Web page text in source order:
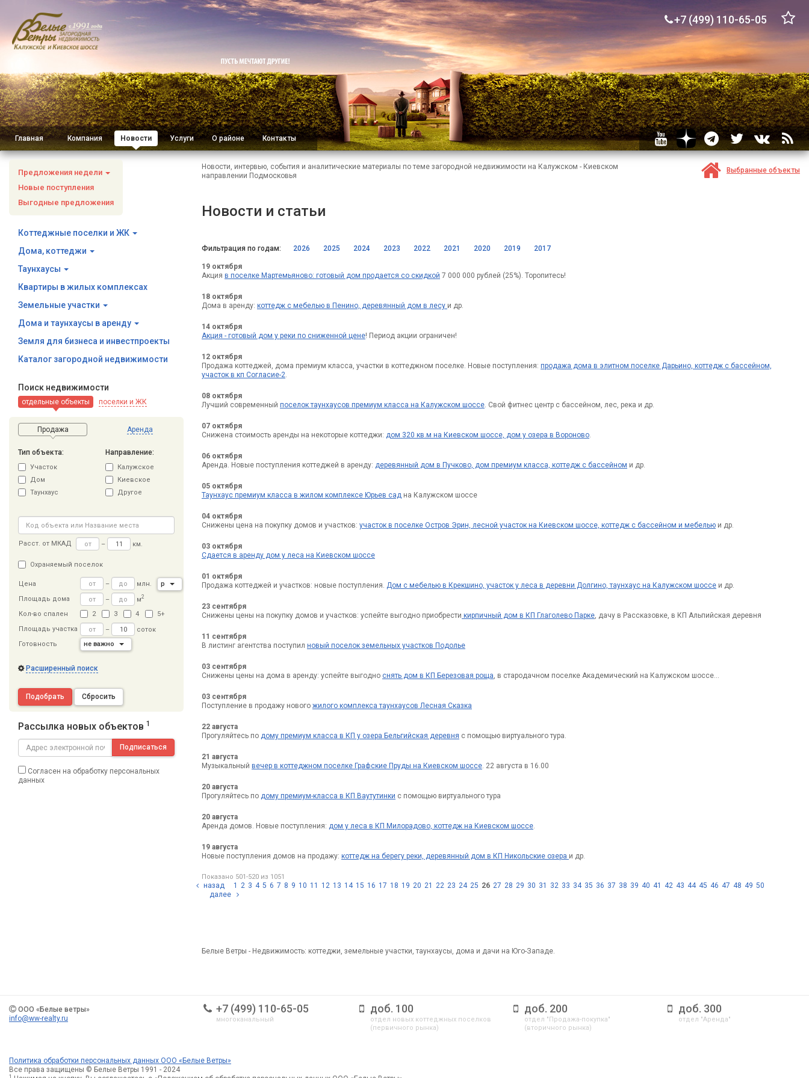
+7 (499) 110-65-05
Главная Компания Новости Услуги О районе Контакты
Предложения недели
Новые поступления
Выгодные предложения
Коттеджные поселки и ЖК
Дома, коттеджи
Таунхаусы
Квартиры в жилых комплексах
Земельные участки
Дома и таунхаусы в аренду
Земля для бизнеса и инвестпроекты
Каталог загородной недвижимости
Поиск недвижимости
отдельные объекты поселки и ЖК
Продажа Аренда
Тип объекта:
Участок
Дом
Таунхаус
Направление:
Калужское
Киевское
Другое
Расст. от МКАД – км.
Охраняемый поселок
Цена – млн.
р
Площадь дома
– м2
Кол-во спален 2 3 4
5+
Площадь участка
–
соток
Готовность
не важно
Расширенный поиск
Подобрать Сбросить
Рассылка новых объектов 1
Подписаться
Согласен на обработку персональных
данных
Новости, интервью, события и аналитические материалы по теме загородной недвижимости на Калужском - Киевском
направлении Подмосковья
Выбранные объекты
Новости и статьи
Фильтрация по годам: 2026 2025 2024 2023 2022 2021 2020 2019 2017
19 октября
Акция в поселке Мартемьяново: готовый дом продается со скидкой 7 000 000 рублей (25%). Торопитесь!
18 октября
Дома в аренду: коттедж с мебелью в Пенино, деревянный дом в лесу и др.
14 октября
Акция - готовый дом у реки по сниженной цене! Период акции ограничен!
12 октября
Продажа коттеджей, дома премиум класса, участки в коттеджном поселке. Новые поступления: продажа дома в элитном поселке Дарьино, коттедж с бассейном,
участок в кп Согласие-2.
08 октября
Лучший современный поселок таунхаусов премиум класса на Калужском шоссе. Свой фитнес центр с бассейном, лес, река и др.
07 октября
Снижена стоимость аренды на некоторые коттеджи: дом 320 кв.м на Киевском шоссе, дом у озера в Вороново.
06 октября
Аренда. Новые поступления коттеджей в аренду: деревянный дом в Пучково, дом премиум класса, коттедж с бассейном и др.
05 октября
Таунхаус премиум класса в жилом комплексе Юрьев сад на Калужском шоссе
04 октября
Снижены цена на покупку домов и участков: участок в поселке Остров Эрин, лесной участок на Киевском шоссе, коттедж с бассейном и мебелью и др.
03 октября
Сдается в аренду дом у леса на Киевском шоссе
01 октября
Продажа коттеджей и участков: новые поступления. Дом с мебелью в Крекшино, участок у леса в деревни Долгино, таунхаус на Калужском шоссе и др.
23 сентября
Снижены цены на покупку домов и участков: успейте выгодно приобрести кирпичный дом в КП Глаголево Парке, дачу в Рассказовке, в КП Альпийская деревня
11 сентября
В листинг агентства поступил новый поселок земельных участков Подолье
03 сентября
Снижены цены на дома в аренду: успейте выгодно снять дом в КП Березовая роща, в стародачном поселке Академический на Калужском шоссе...
03 сентября
Поступление в продажу нового жилого комплекса таунхаусов Лесная Сказка
22 августа
Прогуляйтесь по дому премиум класса в КП у озера Бельгийская деревня с помощью виртуального тура.
21 августа
Музыкальный вечер в коттеджном поселке Графские Пруды на Киевском шоссе. 22 августа в 16.00
20 августа
Прогуляйтесь по дому премиум-класса в КП Ваутутинки с помощью виртуального тура
20 августа
Аренда домов. Новые поступления: дом у леса в КП Милорадово, коттедж на Киевском шоссе.
19 августа
Новые поступления домов на продажу: коттедж на берегу реки, деревянный дом в КП Никольские озера и др.
Показано 501-520 из 1051
назад 1 2 3 4 5 6 7 8 9 10 11 12 13 14 15 16 17 18 19 20 21 22 23 24 25 26 27 28 29 30 31 32 33 34 35 36 37 38 39 40 41 42 43 44 45 46 47 48 49 50
далее
Белые Ветры - Недвижимость: коттеджи, земельные участки, таунхаусы, дома и дачи на Юго-Западе.
ООО «Белые ветры»
info@ww-realty.ru
+7 (499) 110-65-05
многоканальный
доб. 100
отдел новых коттеджных поселков
(первичного рынка)
доб. 200
отдел "Продажа-покупка"
(вторичного рынка)
доб. 300
отдел "Аренда"
Политика обработки персональных данных ООО «Белые Ветры»
Все права защищены © Белые Ветры 1991 - 2024
1